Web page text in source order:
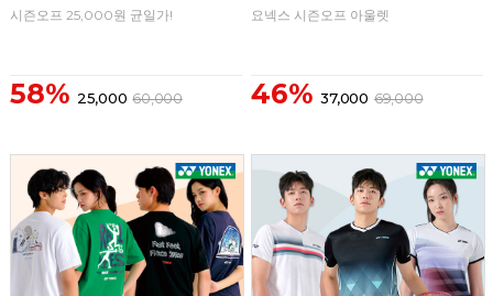
시즌오프 25,000원 균일가!
58% 25,000 60,000
요넥스 시즌오프 아울렛
46% 37,000 69,000